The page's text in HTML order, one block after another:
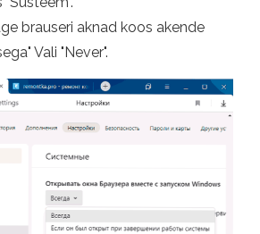
brauseri aknad koos akende
Vali "Never".